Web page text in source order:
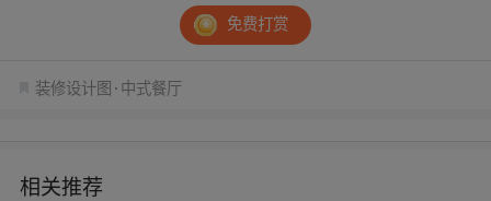
免费打赏
装修设计图 中式餐厅
相关推荐